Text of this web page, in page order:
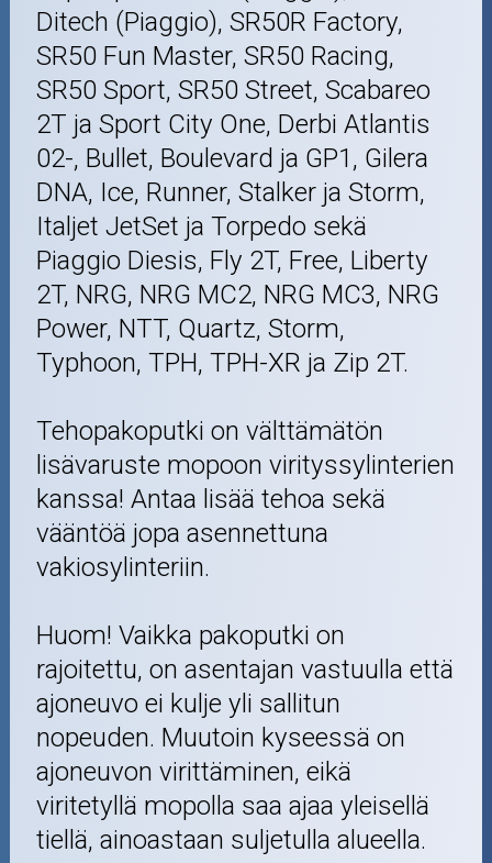
Ditech (Piaggio), SR50R Factory,
SR50 Fun Master, SR50 Racing,
SR50 Sport, SR50 Street, Scabareo
2T ja Sport City One, Derbi Atlantis
02-, Bullet, Boulevard ja GP1, Gilera
DNA, Ice, Runner, Stalker ja Storm,
Italjet JetSet ja Torpedo sekä
Piaggio Diesis, Fly 2T, Free, Liberty
2T, NRG, NRG MC2, NRG MC3, NRG
Power, NTT, Quartz, Storm,
Typhoon, TPH, TPH-XR ja Zip 2T.
Tehopakoputki on välttämätön
lisävaruste mopoon virityssylinterien
kanssa! Antaa lisää tehoa sekä
vääntöä jopa asennettuna
vakiosylinteriin.
Huom! Vaikka pakoputki on
rajoitettu, on asentajan vastuulla että
ajoneuvo ei kulje yli sallitun
nopeuden. Muutoin kyseessä on
ajoneuvon virittäminen, eikä
viritetyllä mopolla saa ajaa yleisellä
tiellä, ainoastaan suljetulla alueella.